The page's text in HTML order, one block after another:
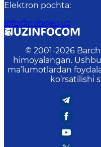
Elektron pochta:
info@mingeo.uz
© 2001-2026
himoyalangan.
ma’lumotlardan
ko‘rsatilishi